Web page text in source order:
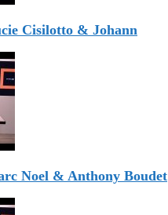
Cisilotto & Johann
Noel & Anthony Boudet